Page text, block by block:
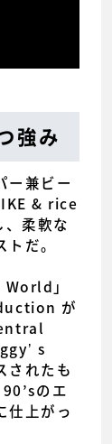
強み
ー兼ビー
& rice
柔軟な
だ。
」
が
s
されたも
のエ
仕上がっ